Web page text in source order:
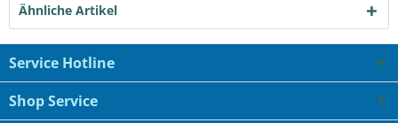
Ähnliche Artikel
Service Hotline
Shop Service